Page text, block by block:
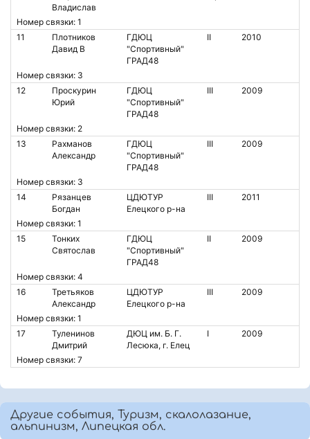
Владислав
Номер связки: 1
11
Плотников
Давид В
ГДЮЦ
"Спортивный"
ГРАД48
II 2010
Номер связки: 3
12
Проскурин
Юрий
ГДЮЦ
"Спортивный"
ГРАД48
III 2009
Номер связки: 2
13
Рахманов
Александр
ГДЮЦ
"Спортивный"
ГРАД48
III 2009
Номер связки: 3
14
Рязанцев
Богдан
ЦДЮТУР
Елецкого р-на
III 2011
Номер связки: 1
15
Тонких
Святослав
ГДЮЦ
"Спортивный"
ГРАД48
II 2009
Номер связки: 4
16
Третьяков
Александр
ЦДЮТУР
Елецкого р-на
III 2009
Номер связки: 1
17
Туленинов
Дмитрий
ДЮЦ им. Б. Г.
Лесюка, г. Елец
I 2009
Номер связки: 7
Другие события, Туризм, скалолазание,
альпинизм, Липецкая обл.